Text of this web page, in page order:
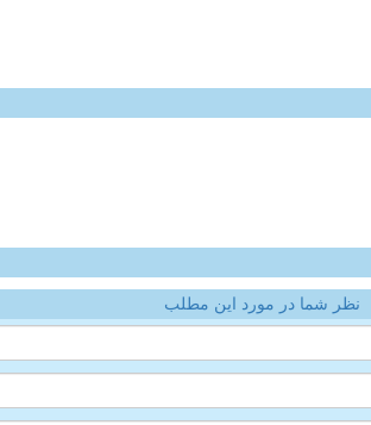
نظر شما در مورد این مطلب